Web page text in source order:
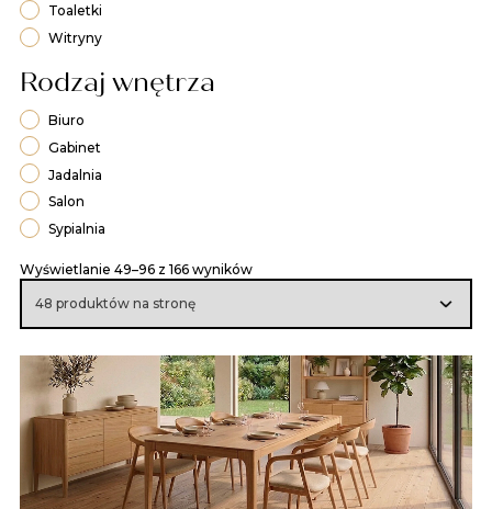
Toaletki
Witryny
Rodzaj wnętrza
Biuro
Gabinet
Jadalnia
Salon
Sypialnia
Wyświetlanie 49–96 z 166 wyników